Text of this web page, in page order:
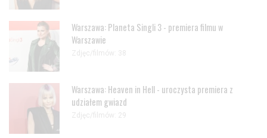
Warszawa: Planeta Singli 3 - premiera filmu w
Warszawie
Zdjęc/filmów: 38
Warszawa: Heaven in Hell - uroczysta premiera z
udziałem gwiazd
Zdjęc/filmów: 29